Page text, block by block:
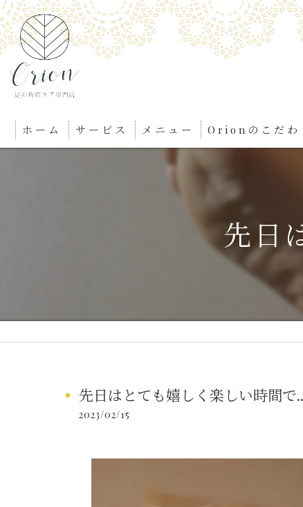
ホーム サービス メニュー Orionのこだわ
先日
先日はとても嬉しく楽しい時間で
2023/02/15